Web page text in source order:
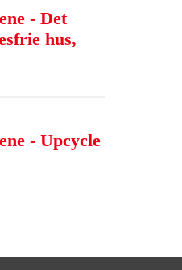
- Det
hus,
- Upcycle